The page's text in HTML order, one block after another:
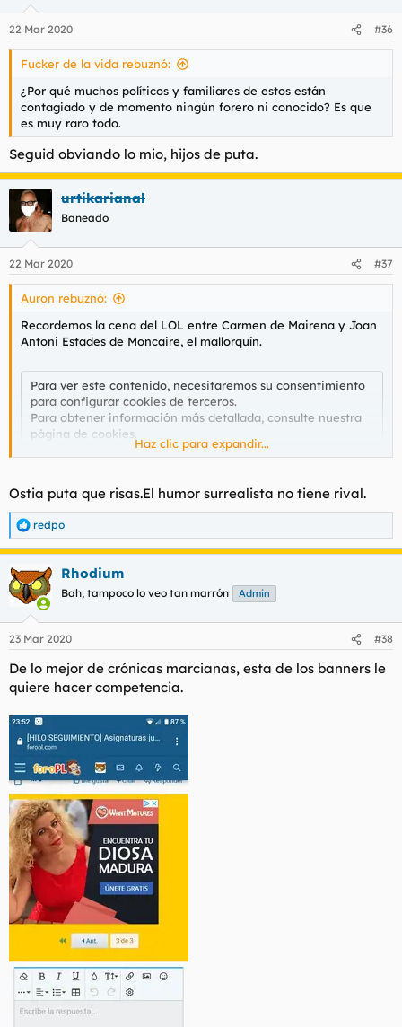
22 Mar 2020 #36
Fucker de la vida rebuznó:
¿Por qué muchos políticos y familiares de estos están
contagiado y de momento ningún forero ni conocido? Es que
es muy raro todo.
Seguid obviando lo mio, hijos de puta.
urtikarianal
Baneado
22 Mar 2020 #37
Auron rebuznó:
Recordemos la cena del LOL entre Carmen de Mairena y Joan
Antoni Estades de Moncaire, el mallorquín.
Para ver este contenido, necesitaremos su consentimiento
para configurar cookies de terceros.
Para obtener información más detallada, consulte nuestra
página de cookies
Aceptar cookies de terceros
Haz clic para expandir...
Ostia puta que risas.El humor surrealista no tiene rival.
R
e
a
c
c
i
e
:
redpo
Rhodium
Bah, tampoco lo veo tan marrón Admin
23 Mar 2020 #38
De lo mejor de crónicas marcianas, esta de los banners le
quiere hacer competencia.